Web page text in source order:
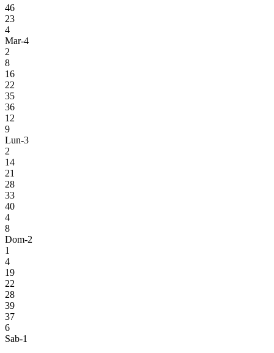
46
23
4
Mar-4
2
8
16
22
35
36
12
9
Lun-3
2
14
21
28
33
40
4
8
Dom-2
1
4
19
22
28
39
37
6
Sab-1